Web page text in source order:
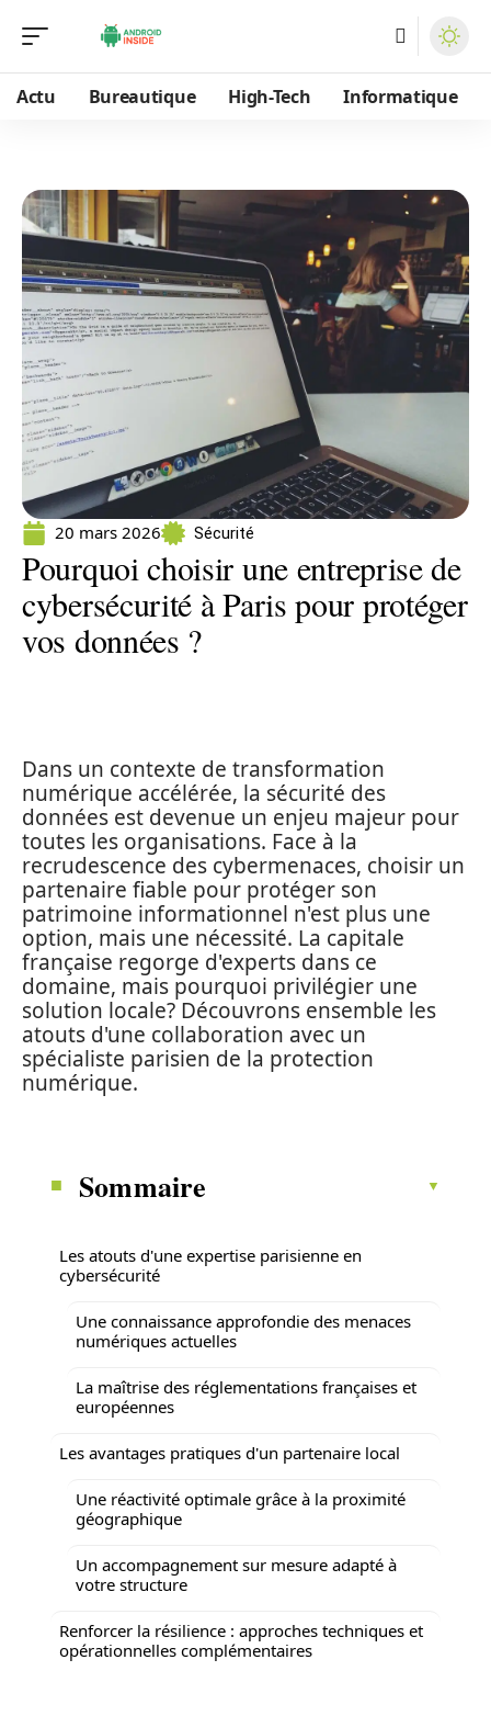
Actu Bureautique High-Tech Informatique
20 mars 2026 Sécurité
Pourquoi choisir une entreprise de
cybersécurité à Paris pour protéger
vos données ?
Dans un contexte de transformation
numérique accélérée, la sécurité des
données est devenue un enjeu majeur pour
toutes les organisations. Face à la
recrudescence des cybermenaces, choisir un
partenaire fiable pour protéger son
patrimoine informationnel n'est plus une
option, mais une nécessité. La capitale
française regorge d'experts dans ce
domaine, mais pourquoi privilégier une
solution locale? Découvrons ensemble les
atouts d'une collaboration avec un
spécialiste parisien de la protection
numérique.
Sommaire
Les atouts d'une expertise parisienne en
cybersécurité
Une connaissance approfondie des menaces
numériques actuelles
La maîtrise des réglementations françaises et
européennes
Les avantages pratiques d'un partenaire local
Une réactivité optimale grâce à la proximité
géographique
Un accompagnement sur mesure adapté à
votre structure
Renforcer la résilience : approches techniques et
opérationnelles complémentaires